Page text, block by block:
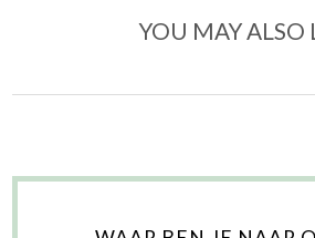
YOU MAY ALSO